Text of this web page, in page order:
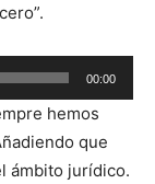
00:00
hemos
que
ámbito jurídico.